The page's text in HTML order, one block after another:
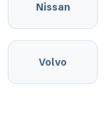
Nissan
Volvo